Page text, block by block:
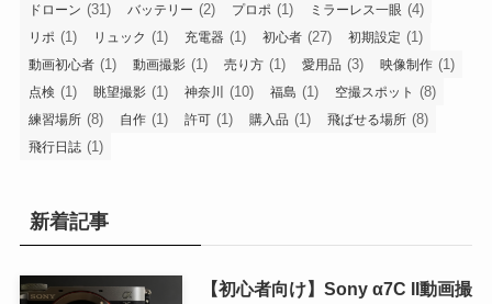
ドローン (31) バッテリー (2) プロポ (1) ミラーレス一眼 (4)
リポ (1) リュック (1) 充電器 (1) 初心者 (27) 初期設定 (1)
動画初心者 (1) 動画撮影 (1) 売り方 (1) 愛用品 (3) 映像制作 (1)
点検 (1) 眺望撮影 (1) 神奈川 (10) 福島 (1) 空撮スポット (8)
練習場所 (8) 自作 (1) 許可 (1) 購入品 (1) 飛ばせる場所 (8)
飛行日誌 (1)
新着記事
【初心者向け】Sony α7C II動画撮